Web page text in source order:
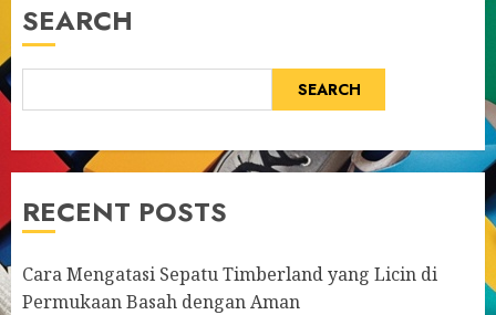
SEARCH
SEARCH
RECENT POSTS
Cara Mengatasi Sepatu Timberland yang Licin di
Permukaan Basah dengan Aman